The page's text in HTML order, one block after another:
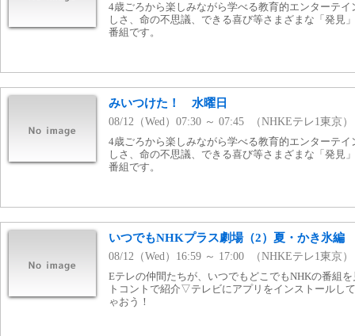
4歳ごろから楽しみながら学べる教育的エンターテ
しさ、命の不思議、できる喜び等さまざまな「発見
番組です。
みいつけた！ 水曜日
08/12（Wed）07:30 ～ 07:45 （NHKEテレ1東京）
4歳ごろから楽しみながら学べる教育的エンターテ
しさ、命の不思議、できる喜び等さまざまな「発見
番組です。
いつでもNHKプラス劇場（2）夏・かき氷編
08/12（Wed）16:59 ～ 17:00 （NHKEテレ1東京）
Eテレの仲間たちが、いつでもどこでもNHKの番組
トコントで紹介▽テレビにアプリをインストールし
ゃおう！